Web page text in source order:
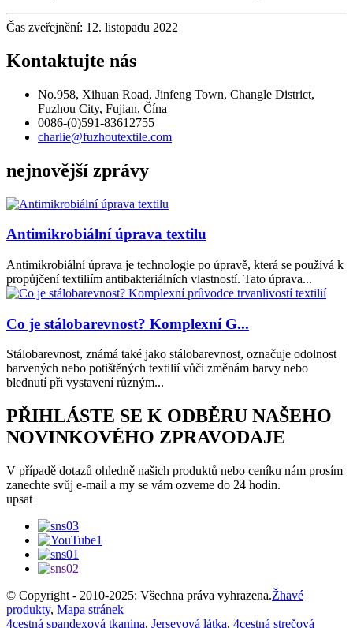
Čas zveřejnění: 12. listopadu 2022
Kontaktujte nás
No.958, Xihuan Road, Jinfeng Town, Changle District,
Fuzhou City, Fujian, Čína
0086-(0)591-83612755
charlie@fuzhoutextile.com
nejnovější zprávy
Antimikrobiální úprava textilu
Antimikrobiální úprava je technologie po úpravě, která se používá k
propůjčení textiliím antibakteriálních vlastností. Tato úprava...
Co je stálobarevnost? Komplexní G...
Stálobarevnost, známá také jako stálobarevnost, označuje odolnost
barvených nebo potištěných textilií vůči změnám barvy nebo
blednutí při vystavení různým...
PŘIHLÁSTE SE K ODBĚRU NAŠEHO
NOVINKOVÉHO ZPRAVODAJE
V případě dotazů ohledně našich produktů nebo ceníku nám prosím
zanechte svůj e-mail a my se vám ozveme do 24 hodin.
upsat
© Copyright - 2010-2025: Všechna práva vyhrazena.Žhavé
produkty, Mapa stránek
4cestná spandexová tkanina, Jerseyová látka, 4cestná strečová